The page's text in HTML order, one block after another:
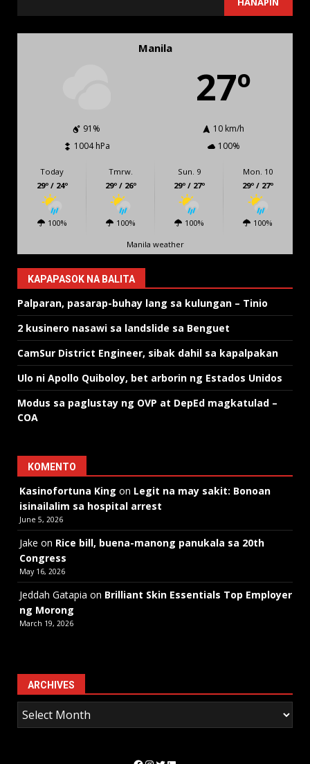
Manila
27º
91%
10 km/h
1004 hPa
100%
Today
29º / 24º
100%
Tmrw.
29º / 26º
100%
Sun. 9
29º / 27º
100%
Mon. 10
29º / 27º
100%
Manila weather
KAPAPASOK NA BALITA
Palparan, pasarap-buhay lang sa kulungan – Tinio
2 kusinero nasawi sa landslide sa Benguet
CamSur District Engineer, sibak dahil sa kapalpakan
Ulo ni Apollo Quiboloy, bet arborin ng Estados Unidos
Modus sa paglustay ng OVP at DepEd magkatulad –
COA
KOMENTO
Kasinofortuna King on Legit na may sakit: Bonoan
isinailalim sa hospital arrest
June 5, 2026
Jake on Rice bill, buena-manong panukala sa 20th
Congress
May 16, 2026
Jeddah Gatapia on Brilliant Skin Essentials Top Employer
ng Morong
March 19, 2026
ARCHIVES